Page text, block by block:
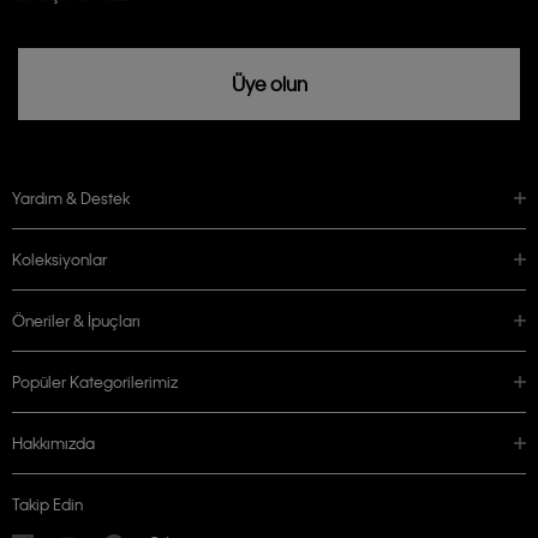
Üye olun
Yardım & Destek
Koleksiyonlar
Öneriler & İpuçları
Popüler Kategorilerimiz
Hakkımızda
Takip Edin